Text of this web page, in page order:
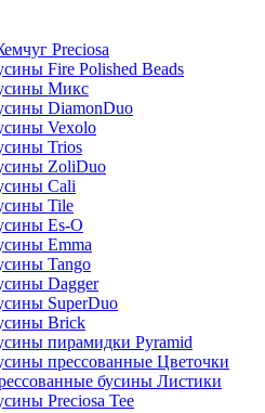
Preciosa
Fire Polished Beads
Микс
DiamonDuo
Vexolo
Trios
ZoliDuo
Cali
Tile
Es-O
Emma
Tango
Dagger
SuperDuo
Brick
пирамидки Pyramid
прессованные Цветочки
бусины Листики
Preciosa Tee